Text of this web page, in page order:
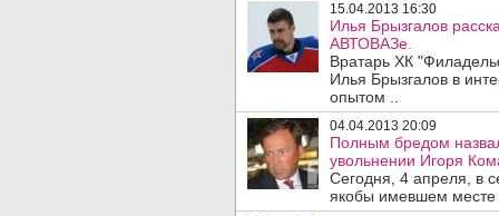
15.04.2013 16:30
Илья Брызгалов
АВТОВАЗе.
Вратарь ХК
Илья Брызгалов в
опытом ..
04.04.2013 20:09
Полным бредом
увольнении Игоря
Сегодня, 4 апреля, в
якобы имевшем